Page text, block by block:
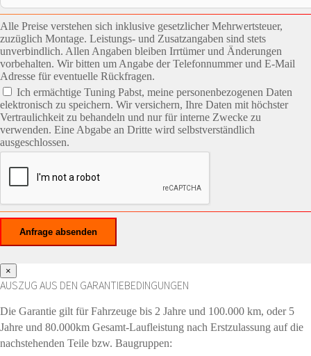
Alle Preise verstehen sich inklusive gesetzlicher Mehrwertsteuer,
zuzüglich Montage. Leistungs- und Zusatzangaben sind stets
unverbindlich. Allen Angaben bleiben Irrtümer und Änderungen
vorbehalten. Wir bitten um Angabe der Telefonnummer und E-Mail
Adresse für eventuelle Rückfragen.
Ich ermächtige Tuning Pabst, meine personenbezogenen Daten
elektronisch zu speichern. Wir versichern, Ihre Daten mit höchster
Vertraulichkeit zu behandeln und nur für interne Zwecke zu
verwenden. Eine Abgabe an Dritte wird selbstverständlich
ausgeschlossen.
×
AUSZUG AUS DEN GARANTIEBEDINGUNGEN
Die Garantie gilt für Fahrzeuge bis 2 Jahre und 100.000 km, oder 5
Jahre und 80.000km Gesamt-Laufleistung nach Erstzulassung auf die
nachstehenden Teile bzw. Baugruppen: